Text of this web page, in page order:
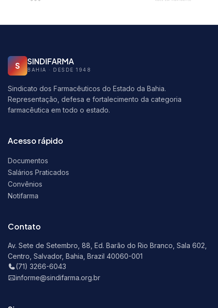
S SINDIFARMA
BAHIA · DESDE 1948
Sindicato dos Farmacêuticos do Estado da Bahia.
Representação, defesa e fortalecimento da categoria
farmacêutica em todo o estado.
Acesso rápido
Documentos
Salários Praticados
Convênios
Notifarma
Contato
Av. Sete de Setembro, 88, Ed. Barão do Rio Branco, Sala 602,
Centro, Salvador, Bahia, Brazil 40060-001
(71) 3266-6043
informe@sindifarma.org.br